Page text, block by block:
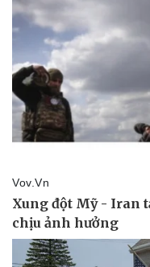
Khởi nghiệp